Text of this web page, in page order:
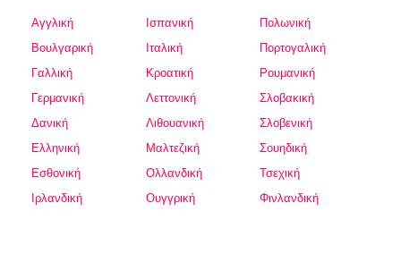
Αγγλική Ισπανική
Πολωνική
Βουλγαρική
Ιταλική
Πορτογαλική
Γαλλική
Κροατική
Ρουμανική
Γερμανική
Λεττονική
Σλοβακική
Δανική
Λιθουανική
Σλοβενική
Ελληνική
Μαλτεζική
Σουηδική
Εσθονική
Ολλανδική
Τσεχική
Ιρλανδική
Ουγγρική Φινλανδική